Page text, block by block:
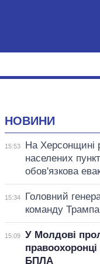
НОВИНИ
15:53
На Херсонщині
населених
обов'язкова
15:34
Головний
команду Трампа
15:09
У Молдові
БПЛА